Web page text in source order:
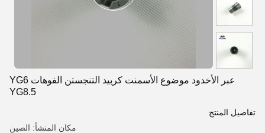
عبر الأخدود موضوع الأسمنت كربيد التنجستن الفوهات YG6
YG8.5
تفاصيل المنتج
مكان المنشأ: الصين